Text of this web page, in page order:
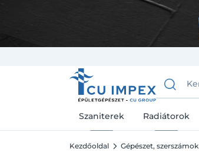
Szaniterek Radiátorok
Kezdőoldal Gépészet, szerszámok